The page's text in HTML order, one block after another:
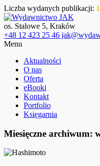
Liczba wydanych publikacji:
os. Stalowe 5, Kraków
+48 12 423 25 46
Menu
Aktualności
O nas
Oferta
eBooki
Kontakt
Portfolio
Księgarnia
Miesięczne archiwum: